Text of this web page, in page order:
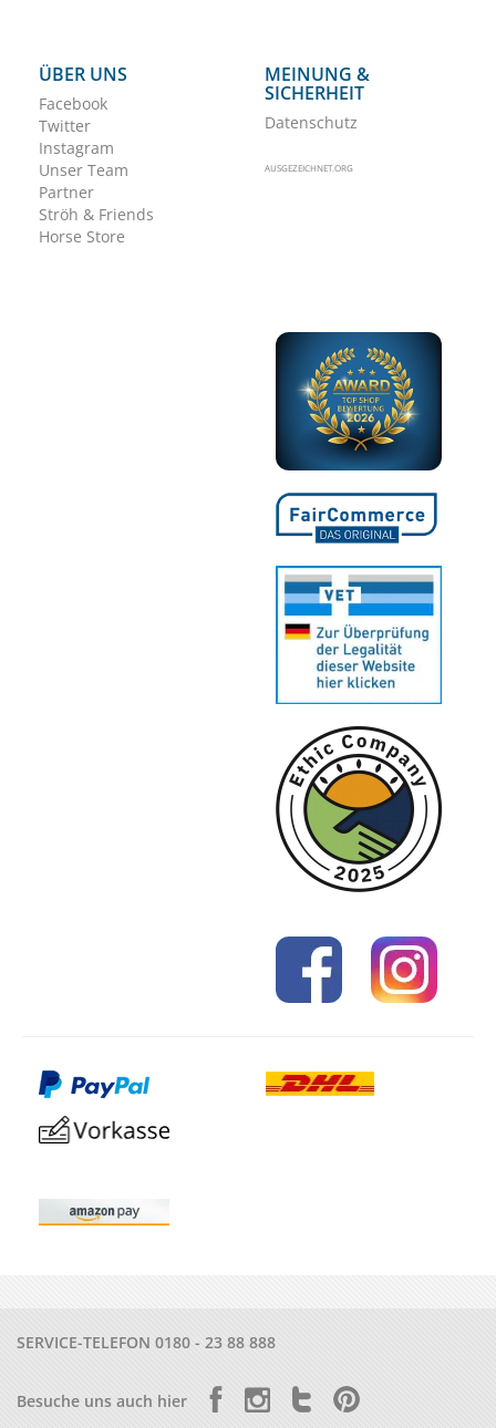
ÜBER UNS
Facebook
Twitter
Instagram
Unser Team
Partner
Ströh & Friends
Horse Store
MEINUNG &
SICHERHEIT
Datenschutz
AUSGEZEICHNET.ORG
SERVICE-TELEFON 0180 - 23 88 888
Besuche uns auch hier